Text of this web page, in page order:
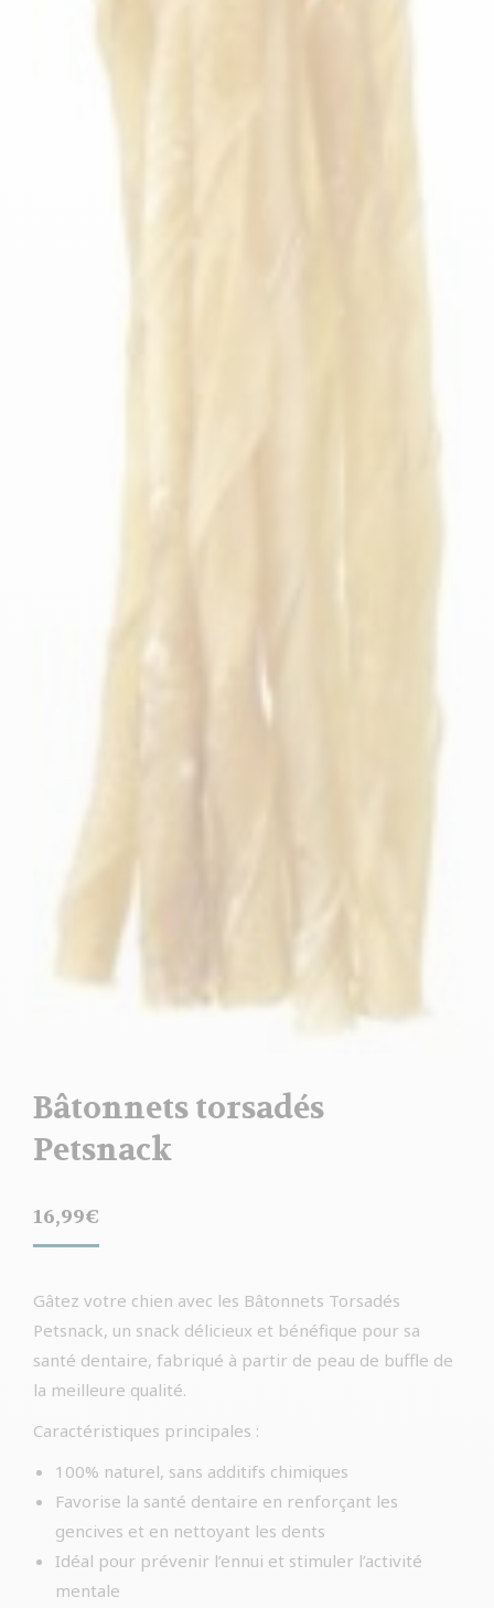
Bâtonnets torsadés
Petsnack
16,99€
Gâtez votre chien avec les Bâtonnets Torsadés
Petsnack, un snack délicieux et bénéfique pour sa
santé dentaire, fabriqué à partir de peau de buffle de
la meilleure qualité.
Caractéristiques principales :
100% naturel, sans additifs chimiques
Favorise la santé dentaire en renforçant les
gencives et en nettoyant les dents
Idéal pour prévenir l’ennui et stimuler l’activité
mentale